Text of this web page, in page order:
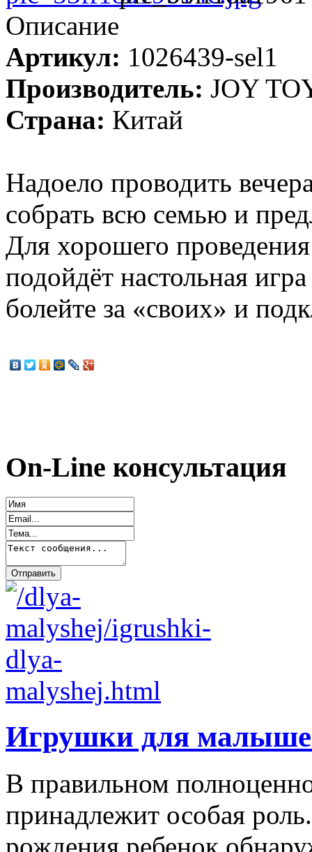
Описание
Артикул: 1026439-sel1
Производитель: JOY
Страна: Китай
Надоело проводить
собрать всю семью и
Для хорошего
подойдёт настольная
болейте за «своих» и
On-Line консультация
Игрушки для
В правильном
принадлежит особая